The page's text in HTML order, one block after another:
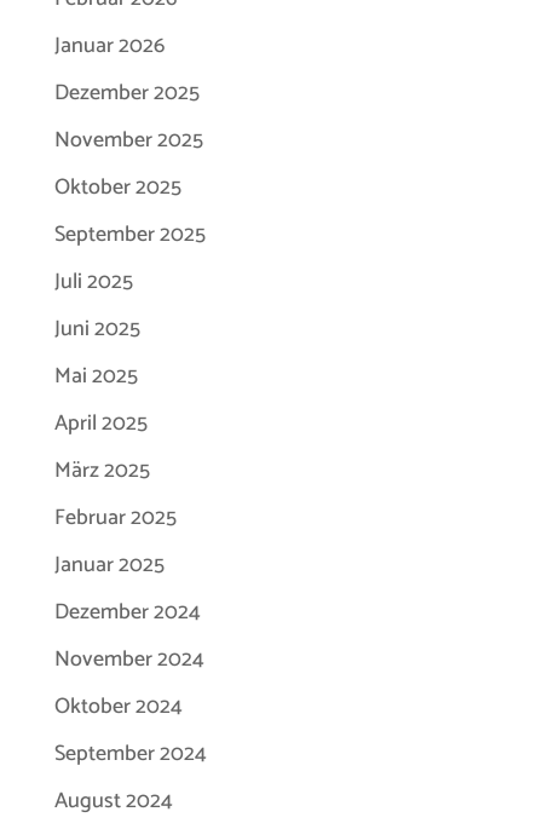
Januar 2026
Dezember 2025
November 2025
Oktober 2025
September 2025
Juli 2025
Juni 2025
Mai 2025
April 2025
März 2025
Februar 2025
Januar 2025
Dezember 2024
November 2024
Oktober 2024
September 2024
August 2024